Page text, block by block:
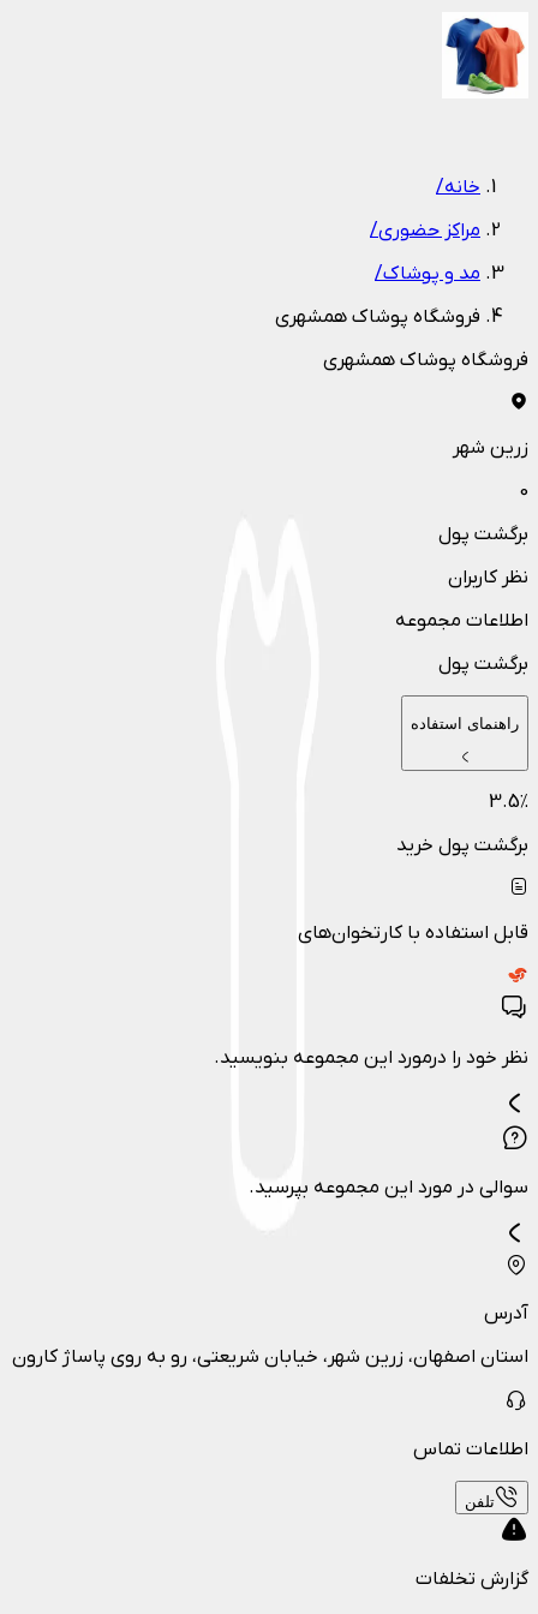
خانه/
مراکز حضوری/
مد و پوشاک/
فروشگاه پوشاک همشهری
فروشگاه پوشاک همشهری
زرین شهر
0
برگشت پول
نظر کاربران
اطلاعات مجموعه
برگشت پول
راهنمای استفاده
3.5٪
برگشت پول خرید
قابل استفاده با کارتخوان‌های
نظر خود را درمورد این مجموعه بنویسید.
سوالی در مورد این مجموعه بپرسید.
آدرس
استان اصفهان، زرین شهر، خیابان شریعتی، رو به روی پاساژ کارون
اطلاعات تماس
تلفن
گزارش تخلفات